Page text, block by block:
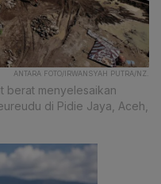
ANTARA FOTO/IRWANSYAH PUTRA/NZ.
berat menyelesaikan
di Pidie Jaya, Aceh,